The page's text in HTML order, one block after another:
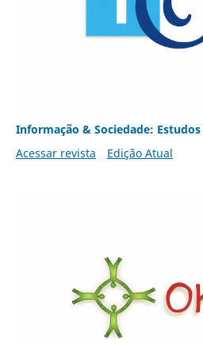
Informação & Sociedade: Estudos
Acessar revista
Edição Atual